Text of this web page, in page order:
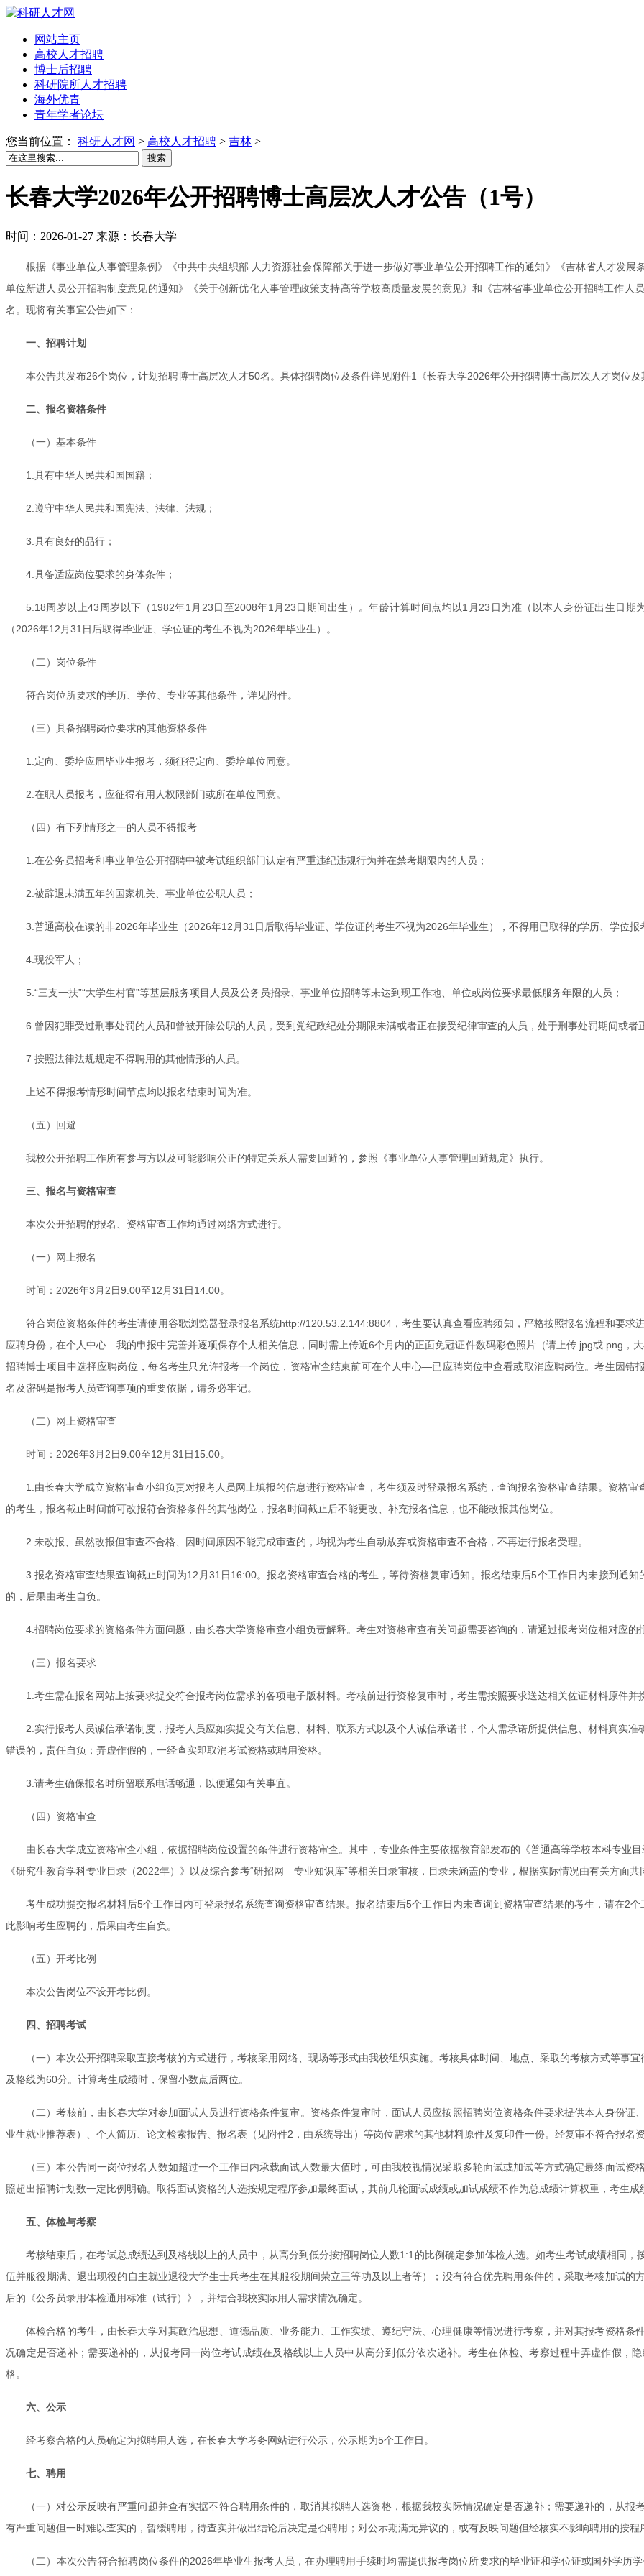
网站主页
高校人才招聘
博士后招聘
科研院所人才招聘
海外优青
青年学者论坛
您当前位置： 科研人才网 > 高校人才招聘 > 吉林 >
搜索
长春大学2026年公开招聘博士高层次人才公告（1号）
时间：2026-01-27 来源：长春大学
根据《事业单位人事管理条例》《中共中央组织部 人力资源社会保障部关于进一步做好事业单位公开招聘工作的通知》《吉林省人才发
单位新进人员公开招聘制度意见的通知》《关于创新优化人事管理政策支持高等学校高质量发展的意见》和《吉林省事业单位公开招聘工作
名。现将有关事宜公告如下：
一、招聘计划
本公告共发布26个岗位，计划招聘博士高层次人才50名。具体招聘岗位及条件详见附件1《长春大学2026年公开招聘博士高层次人才岗位
二、报名资格条件
（一）基本条件
1.具有中华人民共和国国籍；
2.遵守中华人民共和国宪法、法律、法规；
3.具有良好的品行；
4.具备适应岗位要求的身体条件；
5.18周岁以上43周岁以下（1982年1月23日至2008年1月23日期间出生）。年龄计算时间点均以1月23日为准（以本人身份证出生日
（2026年12月31日后取得毕业证、学位证的考生不视为2026年毕业生）。
（二）岗位条件
符合岗位所要求的学历、学位、专业等其他条件，详见附件。
（三）具备招聘岗位要求的其他资格条件
1.定向、委培应届毕业生报考，须征得定向、委培单位同意。
2.在职人员报考，应征得有用人权限部门或所在单位同意。
（四）有下列情形之一的人员不得报考
1.在公务员招考和事业单位公开招聘中被考试组织部门认定有严重违纪违规行为并在禁考期限内的人员；
2.被辞退未满五年的国家机关、事业单位公职人员；
3.普通高校在读的非2026年毕业生（2026年12月31日后取得毕业证、学位证的考生不视为2026年毕业生），不得用已取得的学历、学位报
4.现役军人；
5.“三支一扶”“大学生村官”等基层服务项目人员及公务员招录、事业单位招聘等未达到现工作地、单位或岗位要求最低服务年限的人员；
6.曾因犯罪受过刑事处罚的人员和曾被开除公职的人员，受到党纪政纪处分期限未满或者正在接受纪律审查的人员，处于刑事处罚期间或
7.按照法律法规规定不得聘用的其他情形的人员。
上述不得报考情形时间节点均以报名结束时间为准。
（五）回避
我校公开招聘工作所有参与方以及可能影响公正的特定关系人需要回避的，参照《事业单位人事管理回避规定》执行。
三、报名与资格审查
本次公开招聘的报名、资格审查工作均通过网络方式进行。
（一）网上报名
时间：2026年3月2日9:00至12月31日14:00。
符合岗位资格条件的考生请使用谷歌浏览器登录报名系统http://120.53.2.144:8804，考生要认真查看应聘须知，严格按照报名流程和要
应聘身份，在个人中心—我的申报中完善并逐项保存个人相关信息，同时需上传近6个月内的正面免冠证件数码彩色照片（请上传.jpg或.png，
招聘博士项目中选择应聘岗位，每名考生只允许报考一个岗位，资格审查结束前可在个人中心—已应聘岗位中查看或取消应聘岗位。考生因错
名及密码是报考人员查询事项的重要依据，请务必牢记。
（二）网上资格审查
时间：2026年3月2日9:00至12月31日15:00。
1.由长春大学成立资格审查小组负责对报考人员网上填报的信息进行资格审查，考生须及时登录报名系统，查询报名资格审查结果。资格
的考生，报名截止时间前可改报符合资格条件的其他岗位，报名时间截止后不能更改、补充报名信息，也不能改报其他岗位。
2.未改报、虽然改报但审查不合格、因时间原因不能完成审查的，均视为考生自动放弃或资格审查不合格，不再进行报名受理。
3.报名资格审查结果查询截止时间为12月31日16:00。报名资格审查合格的考生，等待资格复审通知。报名结束后5个工作日内未接到通
的，后果由考生自负。
4.招聘岗位要求的资格条件方面问题，由长春大学资格审查小组负责解释。考生对资格审查有关问题需要咨询的，请通过报考岗位相对应的
（三）报名要求
1.考生需在报名网站上按要求提交符合报考岗位需求的各项电子版材料。考核前进行资格复审时，考生需按照要求送达相关佐证材料原件并
2.实行报考人员诚信承诺制度，报考人员应如实提交有关信息、材料、联系方式以及个人诚信承诺书，个人需承诺所提供信息、材料真实
错误的，责任自负；弄虚作假的，一经查实即取消考试资格或聘用资格。
3.请考生确保报名时所留联系电话畅通，以便通知有关事宜。
（四）资格审查
由长春大学成立资格审查小组，依据招聘岗位设置的条件进行资格审查。其中，专业条件主要依据教育部发布的《普通高等学校本科专业
《研究生教育学科专业目录（2022年）》以及综合参考“研招网—专业知识库”等相关目录审核，目录未涵盖的专业，根据实际情况由有关方面共
考生成功提交报名材料后5个工作日内可登录报名系统查询资格审查结果。报名结束后5个工作日内未查询到资格审查结果的考生，请在2
此影响考生应聘的，后果由考生自负。
（五）开考比例
本次公告岗位不设开考比例。
四、招聘考试
（一）本次公开招聘采取直接考核的方式进行，考核采用网络、现场等形式由我校组织实施。考核具体时间、地点、采取的考核方式等事
及格线为60分。计算考生成绩时，保留小数点后两位。
（二）考核前，由长春大学对参加面试人员进行资格条件复审。资格条件复审时，面试人员应按照招聘岗位资格条件要求提供本人身份
业生就业推荐表）、个人简历、论文检索报告、报名表（见附件2，由系统导出）等岗位需求的其他材料原件及复印件一份。经复审不符合报名
（三）本公告同一岗位报名人数如超过一个工作日内承载面试人数最大值时，可由我校视情况采取多轮面试或加试等方式确定最终面试
照超出招聘计划数一定比例明确。取得面试资格的人选按规定程序参加最终面试，其前几轮面试成绩或加试成绩不作为总成绩计算权重，考生
五、体检与考察
考核结束后，在考试总成绩达到及格线以上的人员中，从高分到低分按招聘岗位人数1:1的比例确定参加体检人选。如考生考试成绩相同
伍并服役期满、退出现役的自主就业退役大学生士兵考生在其服役期间荣立三等功及以上者等）；没有符合优先聘用条件的，采取考核加试
后的《公务员录用体检通用标准（试行）》，并结合我校实际用人需求情况确定。
体检合格的考生，由长春大学对其政治思想、道德品质、业务能力、工作实绩、遵纪守法、心理健康等情况进行考察，并对其报考资格
况确定是否递补；需要递补的，从报考同一岗位考试成绩在及格线以上人员中从高分到低分依次递补。考生在体检、考察过程中弄虚作假，
格。
六、公示
经考察合格的人员确定为拟聘用人选，在长春大学考务网站进行公示，公示期为5个工作日。
七、聘用
（一）对公示反映有严重问题并查有实据不符合聘用条件的，取消其拟聘人选资格，根据我校实际情况确定是否递补；需要递补的，从
有严重问题但一时难以查实的，暂缓聘用，待查实并做出结论后决定是否聘用；对公示期满无异议的，或有反映问题但经核实不影响聘用的按
（二）本次公告符合招聘岗位条件的2026年毕业生报考人员，在办理聘用手续时均需提供报考岗位所要求的毕业证和学位证或国外学